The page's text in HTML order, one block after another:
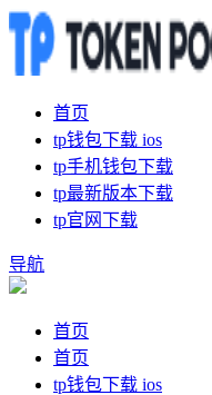
首页
tp钱包下载 ios
tp手机钱包下载
tp最新版本下载
tp官网下载
导航
首页
首页
tp钱包下载 ios